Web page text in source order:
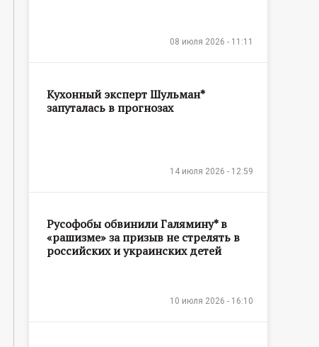
08 июля 2026 - 11:11
Кухонный эксперт Шульман*
запуталась в прогнозах
14 июля 2026 - 12:59
Русофобы обвинили Галямину* в
«рашизме» за призыв не стрелять в
российских и украинских детей
10 июля 2026 - 16:10